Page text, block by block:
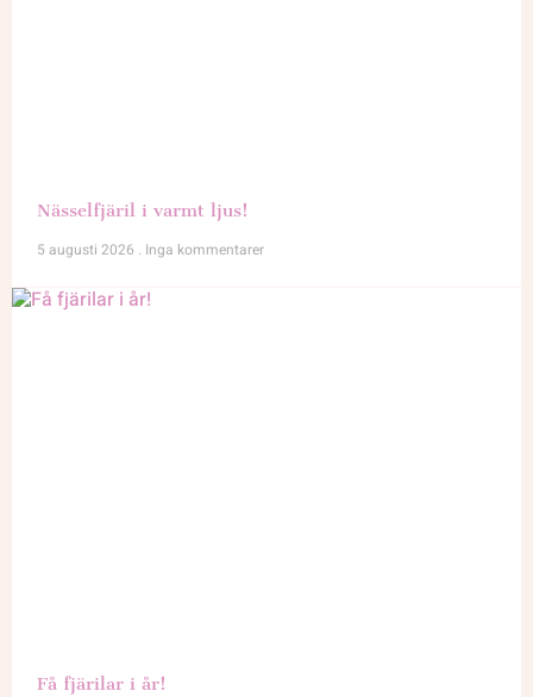
Nässelfjäril i varmt ljus!
5 augusti 2026
Inga kommentarer
Få fjärilar i år!